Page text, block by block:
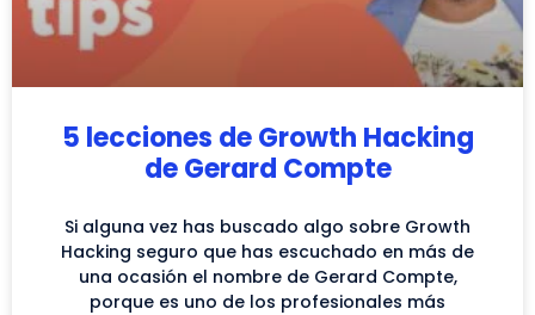
5 lecciones de Growth Hacking
de Gerard Compte
Si alguna vez has buscado algo sobre Growth
Hacking seguro que has escuchado en más de
una ocasión el nombre de Gerard Compte,
porque es uno de los profesionales más